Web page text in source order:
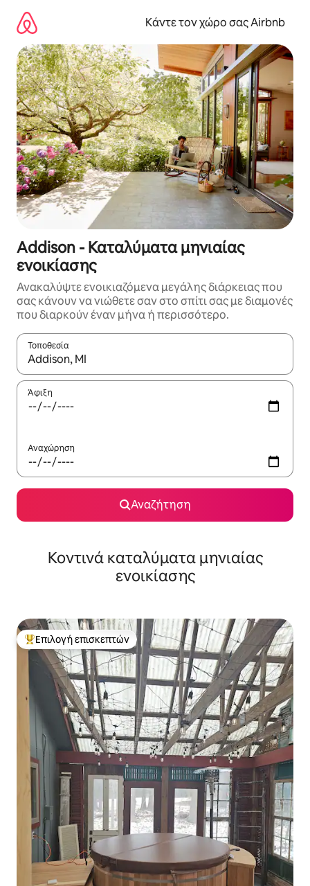
περιεχόμενο
Κάντε τον χώρο σας Airbnb
Addison - Καταλύματα μηνιαίας
ενοικίασης
Ανακαλύψτε ενοικιαζόμενα μεγάλης διάρκειας που
σας κάνουν να νιώθετε σαν στο σπίτι σας με διαμονές
που διαρκούν έναν μήνα ή περισσότερο.
Τοποθεσία
Όταν τα αποτελέσματα είναι διαθέσιμα, μπορείτε να
Άφιξη
Αναχώρηση
Αναζήτηση
Κοντινά καταλύματα μηνιαίας
ενοικίασης
Κορυφαία επιλογή επισκεπτών
Επιλογή επισκεπτών